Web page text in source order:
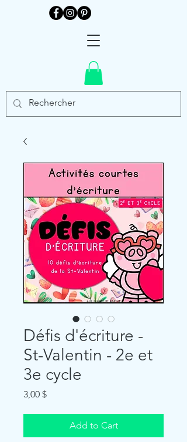
Défis d'écriture -
St-Valentin - 2e et
3e cycle
3,00 $Price
Add to Cart